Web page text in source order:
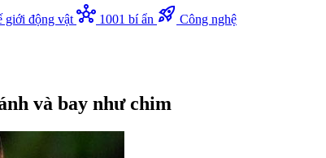
giới động vật hub 1001 bí ẩn rocket_launch Công nghệ
và bay như chim